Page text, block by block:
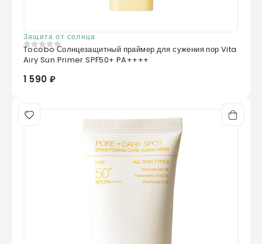
Защита от солнца
0 из 5
Tocobo Солнцезащитный праймер для сужения пор Vita
Airy Sun Primer SPF50+ PA++++
1 590 ₽